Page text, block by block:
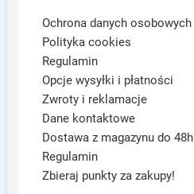
Ochrona danych osobowych
Polityka cookies
Regulamin
Opcje wysyłki i płatności
Zwroty i reklamacje
Dane kontaktowe
Dostawa z magazynu do 48h
Regulamin
Zbieraj punkty za zakupy!